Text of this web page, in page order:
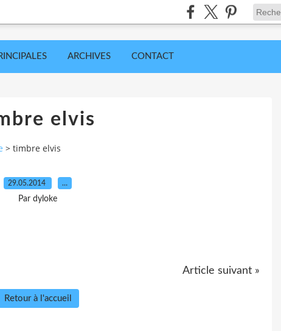
ARCHIVES CONTACT
elvis
> timbre elvis
29.05.2014 …
Par dyloke
Article suivant »
Retour à l'accueil